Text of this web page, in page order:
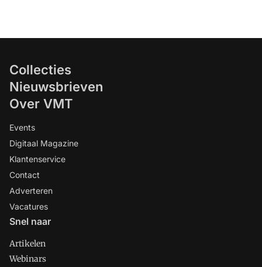
Collecties
Nieuwsbrieven
Over VMT
Events
Digitaal Magazine
Klantenservice
Contact
Adverteren
Vacatures
Snel naar
Artikelen
Webinars